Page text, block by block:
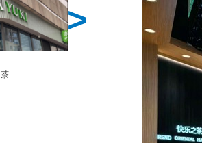
鲜丰水果
>